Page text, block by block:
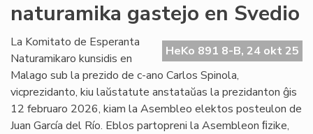
naturamika gastejo en Svedio
HeKo 891 8-B, 24 okt 25
La Komitato de Esperanta
Naturamikaro kunsidis en
Malago sub la prezido de c-ano Carlos Spinola,
vicprezidanto, kiu laŭstatute anstataŭas la prezidanton ĝis
12 februaro 2026, kiam la Asembleo elektos posteulon de
Juan García del Río. Eblos partopreni la Asembleon ﬁzike,